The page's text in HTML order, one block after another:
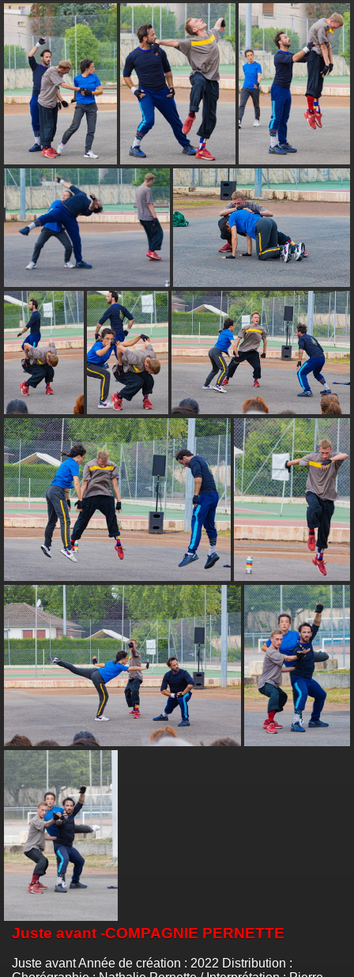
Juste avant -COMPAGNIE PERNETTE
Juste avant Année de création : 2022 Distribution :